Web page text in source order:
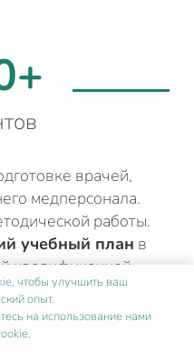
врачей,
медперсонала.
работы.
учебный план в
квалификацией.
КУРСЫ
, чтобы улучшить ваш
опыт.
на использование нами